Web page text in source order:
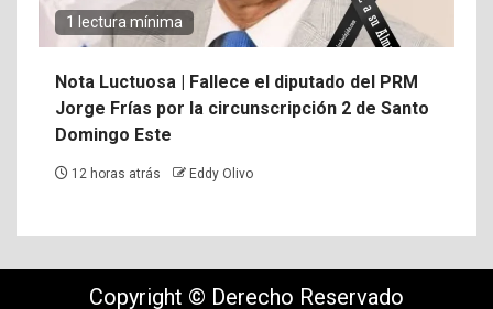
1 lectura mínima
Nota Luctuosa | Fallece el diputado del PRM
Jorge Frías por la circunscripción 2 de Santo
Domingo Este
12 horas atrás Eddy Olivo
Copyright © Derecho Reservado